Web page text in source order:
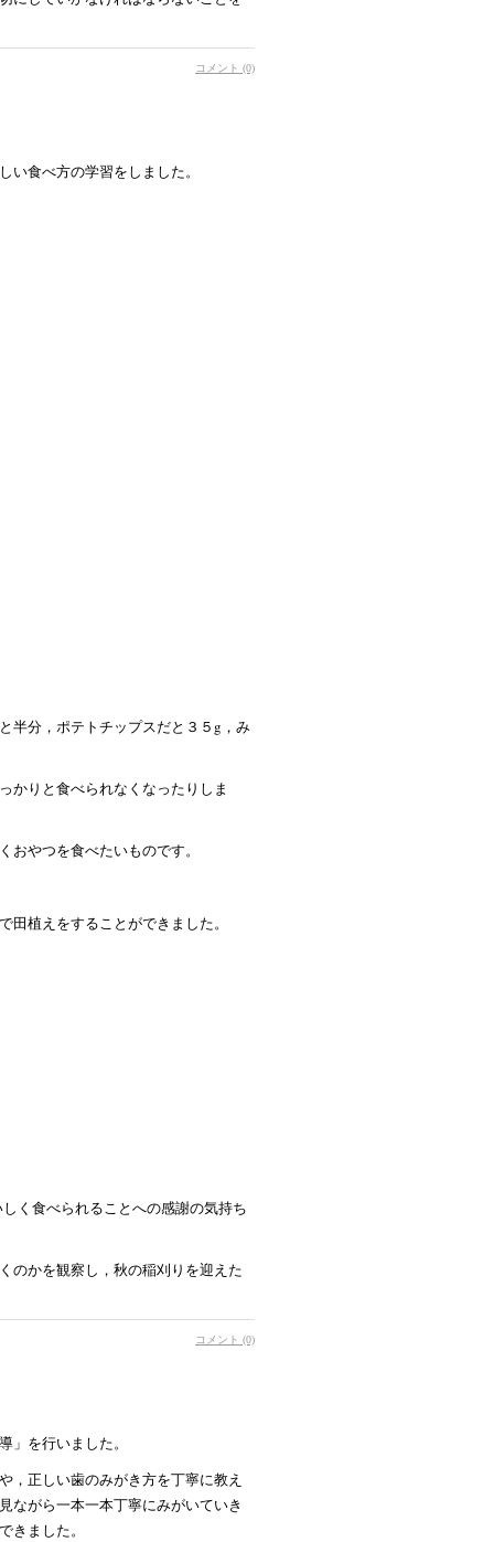
コメント (0)
食べ方の学習をしました。
半分，ポテトチップスだと３５g，み
かりと食べられなくなったりしま
やつを食べたいものです。
植えをすることができました。
く食べられることへの感謝の気持ち
のかを観察し，秋の稲刈りを迎えた
コメント (0)
を行いました。
，正しい歯のみがき方を丁寧に教え
ながら一本一本丁寧にみがいていき
きました。